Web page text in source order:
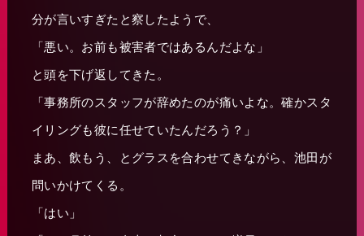
分が言いすぎたと察したようで、
「悪い。お前も被害者ではあるんだよな」
と頭を下げ返してきた。
「事務所のスタッフが辞めたのが痛いよな。確かスタ
イリングも彼に任せていたんだろう？」
まあ、飲もう、とグラスを合わせてきながら、池田が
問いかけてくる。
「はい」